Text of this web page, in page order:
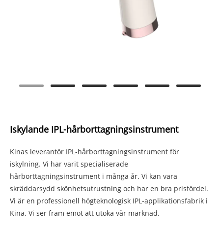
Iskylande IPL-hårborttagningsinstrument
Kinas leverantör IPL-hårborttagningsinstrument för
iskylning. Vi har varit specialiserade
hårborttagningsinstrument i många år. Vi kan vara
skräddarsydd skönhetsutrustning och har en bra prisfördel.
Vi är en professionell högteknologisk IPL-applikationsfabrik i
Kina. Vi ser fram emot att utöka vår marknad.